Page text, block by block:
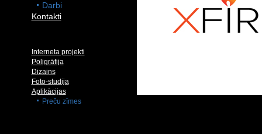
Darbi
Kontakti
Interneta projekti
Poligrāfija
Dizains
Foto-studija
Aplikācijas
Preču zīmes